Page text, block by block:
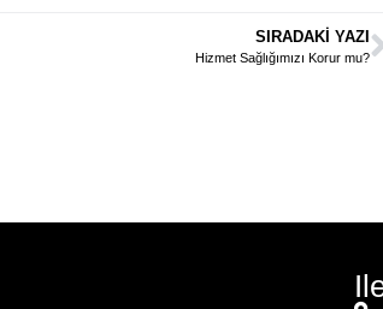
SIRADAKI YAZI
Hizmet Sağlığımızı Korur mu?